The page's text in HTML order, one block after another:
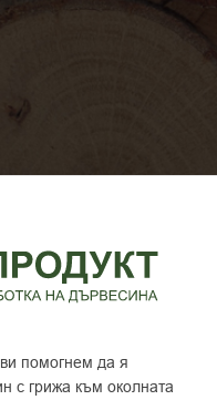
помогнем да я
с грижа към околната